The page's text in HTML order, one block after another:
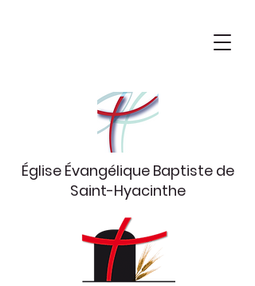
Église Évangélique Baptiste de
Saint-Hyacinthe